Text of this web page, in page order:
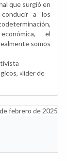
que surgió en
a los
el
somos
«líder de
febrero de 2025